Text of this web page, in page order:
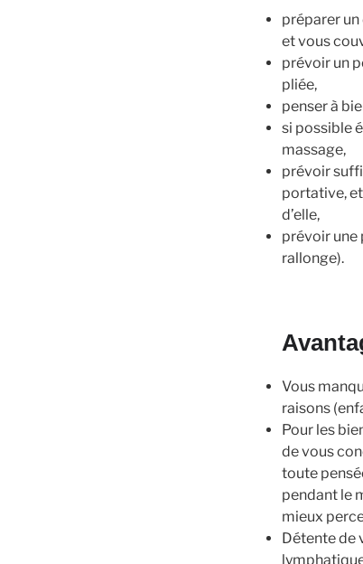
préparer
et vous
prévoir un
pliée,
penser à
si possible
massage,
prévoir
portative,
d’elle,
prévoir une
rallonge).
Vous
raisons
Pour les
de vous
toute
pendant le
mieux
Détente de